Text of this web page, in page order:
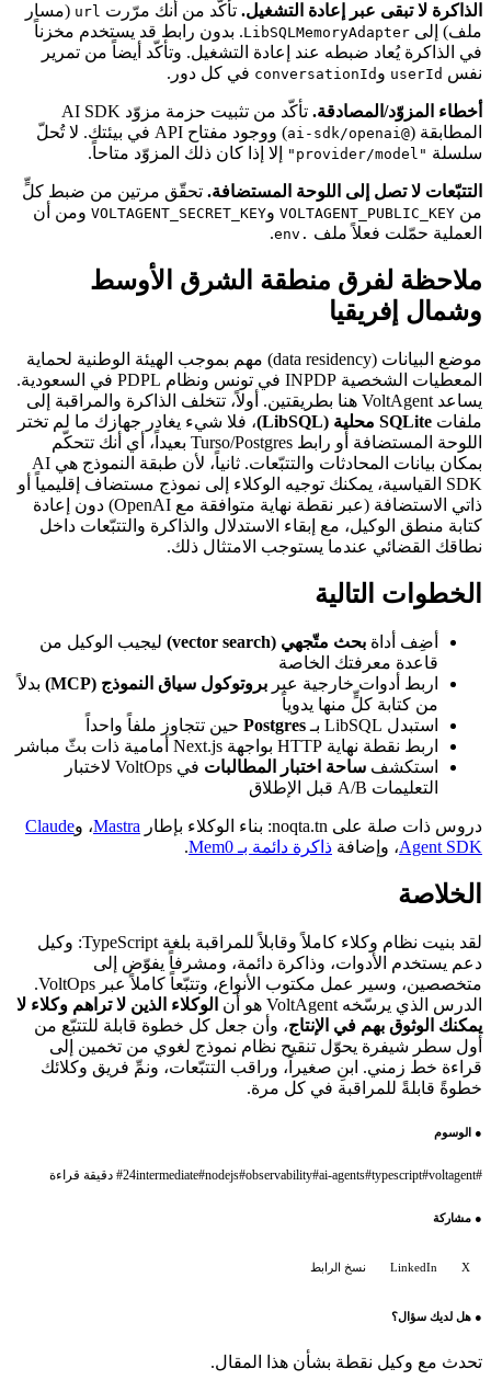
الذاكرة لا تبقى عبر إعادة التشغيل. تأكّد من أنك مرّرتurl (مسار
ملف) إلى LibSQLMemoryAdapter . بدون رابط قد يستخدم مخزناً
في الذاكرة يُعاد ضبطه عند إعادة التشغيل. وتأكّد أيضاً من تمرير
نفس userIdو conversationIdفي كل دور.
أخطاء المزوّد/المصادقة.
تأكّد من تثبيت حزمة مزوّد AI SDK
المطابقة ( @ai-sdk/openai
) ووجود مفتاح API في بيئتك. لا تُحلّ
سلسلة"provider/model" إلا إذا كان ذلك المزوّد متاحاً.
التتبّعات لا تصل إلى اللوحة المستضافة.تحقّق مرتين من ضبط كلٍّ
منVOLTAGENT_PUBLIC_KEYو VOLTAGENT_SECRET_KEYومن أن
العملية حمّلت فعلاً ملف .env
.
ملاحظة لفرق منطقة الشرق الأوسط
وشمال إفريقيا
موضع البيانات (data residency) مهم بموجب الهيئة الوطنية لحماية
المعطيات الشخصية INPDP في تونس ونظام PDPL في السعودية.
يساعد VoltAgent هنا بطريقتين. أولاً، تتخلف الذاكرة والمراقبة إلى
ملفاتSQLite محلية (LibSQL)
، فلا شيء يغادر جهازك ما لم تختر
اللوحة المستضافة أو رابط Turso/Postgres بعيداً، أي أنك تتحكّم
بمكان بيانات المحادثات والتتبّعات. ثانياً، لأن طبقة النموذج هي AI
SDK القياسية، يمكنك توجيه الوكلاء إلى نموذج مستضاف إقليمياً أو
ذاتي الاستضافة (عبر نقطة نهاية متوافقة مع OpenAI) دون إعادة
كتابة منطق الوكيل، مع إبقاء الاستدلال والذاكرة والتتبّعات داخل
نطاقك القضائي عندما يستوجب الامتثال ذلك.
الخطوات التالية
أضِف أداةبحث متّجهي (vector search)
ليجيب الوكيل من
قاعدة معرفتك الخاصة
اربط أدوات خارجية عبر بروتوكول سياق النموذج (MCP)
بدلاً
من كتابة كلٍّ منها يدوياً
استبدل LibSQL بـ
Postgresحين تتجاوز ملفاً واحداً
اربط نقطة نهاية HTTP بواجهة Next.js أمامية ذات بثّ مباشر
استكشف ساحة اختبار المطالبات
في VoltOps لاختبار
التعليمات A/B قبل الإطلاق
دروس ذات صلة على noqta.tn: بناء الوكلاء بإطار Mastra، و Claude
Agent SDK، وإضافةذاكرة دائمة بـ Mem0 .
الخلاصة
لقد بنيت نظام وكلاء كاملاً وقابلاً للمراقبة بلغة TypeScript: وكيل
دعم يستخدم الأدوات، وذاكرة دائمة، ومشرفاً يفوّض إلى
متخصصين، وسير عمل مكتوب الأنواع، وتتبّعاً كاملاً عبر VoltOps.
الدرس الذي يرسّخه VoltAgent هو أن
الوكلاء الذين لا تراهم وكلاء لا
يمكنك الوثوق بهم في الإنتاج، وأن جعل كل خطوة قابلة للتتبّع من
أول سطر شيفرة يحوّل تنقيح نظام نموذج لغوي من تخمين إلى
قراءة خط زمني. ابنِ صغيراً، وراقب التتبّعات، ونمِّ فريق وكلائك
خطوةً قابلةً للمراقبة في كل مرة.
●الوسوم
voltagent
#
typescript
#
ai-agents
#
observability
#
nodejs
#
intermediate
#24 دقيقة قراءة
●مشاركة
LinkedIn نسخ الرابط
●هل لديك سؤال؟
تحدث مع وكيل نقطة بشأن هذا المقال.